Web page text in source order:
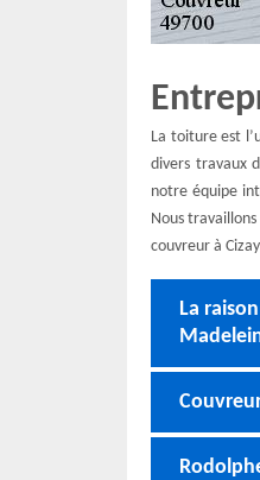
La toiture est
divers travaux
notre équipe
Nous
couvreur à
La